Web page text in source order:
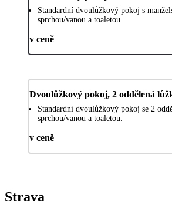
Standardní dvoulůžkový pokoj s
sprchou/vanou a toaletou.
v ceně
Dvoulůžkový pokoj, 2 oddělená
Standardní dvoulůžkový pokoj se 2
sprchou/vanou a toaletou.
v ceně
Strava